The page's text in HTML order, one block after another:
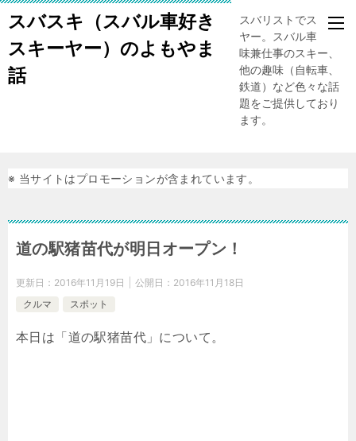
スバスキ（スバル車好き
スキーヤー）のよもやま
話
スバリストでスキー
ヤー。スバル車、趣
味兼仕事のスキー、
他の趣味（自転車、
鉄道）など色々な話
題をご提供しており
ます。
※ 当サイトはプロモーションが含まれています。
道の駅猪苗代が明日オープン！
更新日： 2016年11月19日 公開日： 2016年11月18日
クルマ
スポット
本日は「道の駅猪苗代」について。